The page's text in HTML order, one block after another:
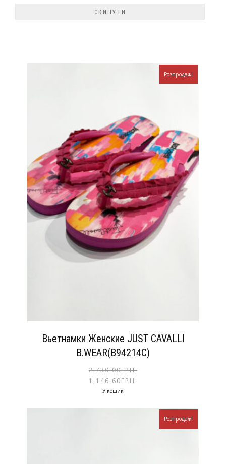
Вьетнамки Женские JUST CAVALLI
B.WEAR(В94214С)
Розпродаж!
2,730.00ГРН.
1,146.60ГРН.
У кошик
Розпродаж!